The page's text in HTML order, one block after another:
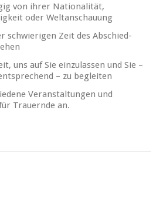
von ihrer Nationalität,
oder Weltanschauung
schwierigen Zeit des Abschied-
uns auf Sie einzulassen und Sie –
– zu begleiten
Veranstaltungen und
Trauernde an.